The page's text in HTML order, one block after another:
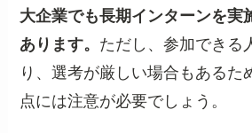
大企業でも長期インターンを実
あります。 ただし、参加できる
り、選考が厳しい場合もあるた
点には注意が必要でしょう。